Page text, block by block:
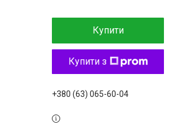
Купити
Купити з
+380 (63) 065-60-04